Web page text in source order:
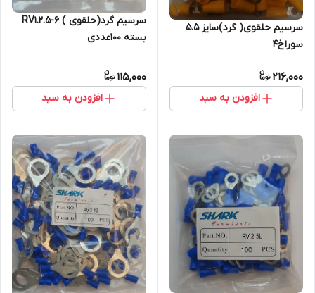
سرسیم حلقوی( گرد)سایز 5.5
سوراخ4
216,000
افزودن به سبد
سرسیم گرد(حلقوی ) RV1.2.5-6
بسته 100عددی
115,000
افزودن به سبد